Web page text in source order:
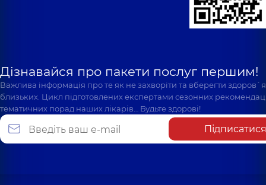
Дізнавайся про пакети послуг першим!
Важлива інформація про те як не захворіти та вберегти
близьких. Цикл підготовлених експертами сезонних
тематичних порад наших лікарів… Будьте здорові!
Підписатися